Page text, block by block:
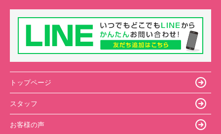
トップページ
スタッフ
お客様の声